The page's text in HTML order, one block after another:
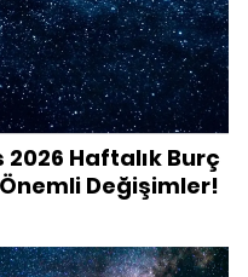
Haftalık Burç
Değişimler!